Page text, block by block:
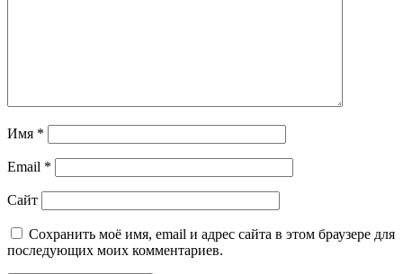
Имя *
Email *
Сайт
Сохранить моё имя, email и адрес сайта в этом браузере для
последующих моих комментариев.